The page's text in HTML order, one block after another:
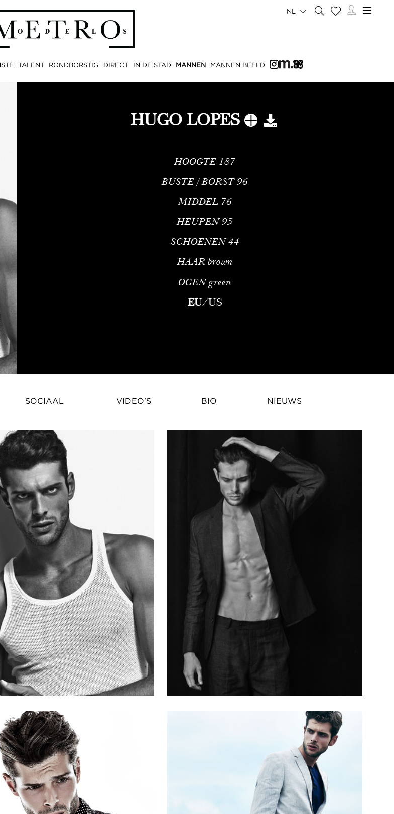
TALENT RONDBORSTIG DIRECT IN DE STAD MANNEN MANNEN BEELD
NL
HUGO LOPES
HOOGTE 187
BUSTE / BORST 96
MIDDEL 76
HEUPEN 95
SCHOENEN 44
HAAR brown
OGEN green
EU/US
Hugo Mendes Martins Perez Lopes is een Portugees model, geboren op 5 juli 1989 in
SOCIAAL VIDEO'S BIO NIEUWS